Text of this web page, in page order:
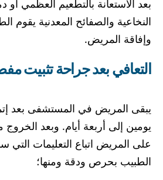
بعد الاستعانة بالتطعيم العظمي أو
النخاعية والصفائح المعدنية يقوم
وإفاقة المريض.
التعافي بعد جراحة تثبيت
يبقى المريض في المستشفى بعد
يومين إلى أربعة أيام. وبعد
على المريض اتباع التعليمات التي
الطبيب بحرص ودقة ومنها؛